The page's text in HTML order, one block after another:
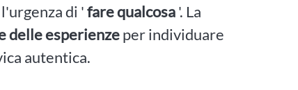
di 'fare qualcosa'. La
delle esperienzeper individuare
autentica.